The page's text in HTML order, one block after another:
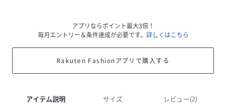
アプリならポイント最大3倍！
毎月エントリー＆条件達成が必要です。 詳しくはこちら
Rakuten Fashionアプリで購入する
アイテム説明 サイズ レビュー(2)